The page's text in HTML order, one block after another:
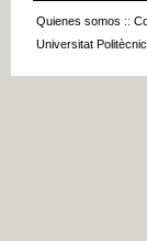
Quienes somos ::
Universitat